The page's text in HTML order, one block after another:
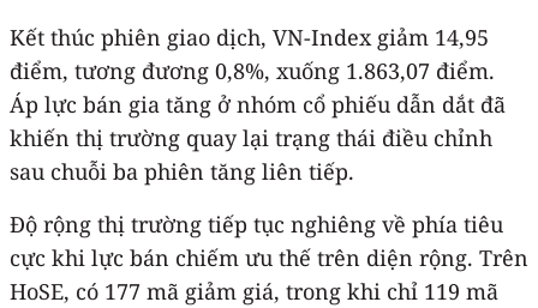
Kết thúc phiên giao dịch, VN-Index giảm 14,95
điểm, tương đương 0,8%, xuống 1.863,07 điểm.
Áp lực bán gia tăng ở nhóm cổ phiếu dẫn dắt đã
khiến thị trường quay lại trạng thái điều chỉnh
sau chuỗi ba phiên tăng liên tiếp.
Độ rộng thị trường tiếp tục nghiêng về phía tiêu
cực khi lực bán chiếm ưu thế trên diện rộng. Trên
HoSE, có 177 mã giảm giá, trong khi chỉ 119 mã